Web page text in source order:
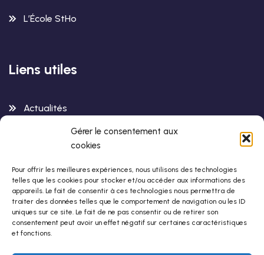
Gérer le consentement aux
cookies
Pour offrir les meilleures expériences, nous utilisons des technologies
telles que les cookies pour stocker et/ou accéder aux informations des
appareils. Le fait de consentir à ces technologies nous permettra de
traiter des données telles que le comportement de navigation ou les ID
uniques sur ce site. Le fait de ne pas consentir ou de retirer son
consentement peut avoir un effet négatif sur certaines caractéristiques
et fonctions.
L’École StHo
Liens utiles
Actualités
Contactez-Nous
Infos de contact
Centre StHo
42-44 rue de Romainville
75019 Paris